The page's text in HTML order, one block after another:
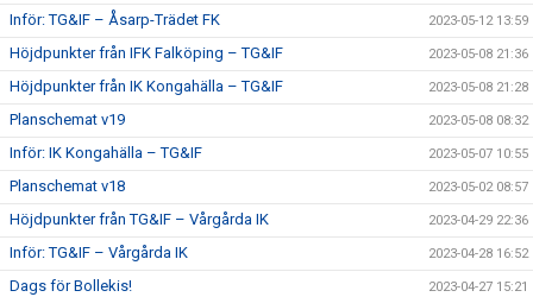
Inför: TG&IF – Åsarp-Trädet FK 2023-05-12 13:59
Höjdpunkter från IFK Falköping – TG&IF 2023-05-08 21:36
Höjdpunkter från IK Kongahälla – TG&IF 2023-05-08 21:28
Planschemat v19 2023-05-08 08:32
Inför: IK Kongahälla – TG&IF 2023-05-07 10:55
Planschemat v18 2023-05-02 08:57
Höjdpunkter från TG&IF – Vårgårda IK 2023-04-29 22:36
Inför: TG&IF – Vårgårda IK 2023-04-28 16:52
Dags för Bollekis! 2023-04-27 15:21